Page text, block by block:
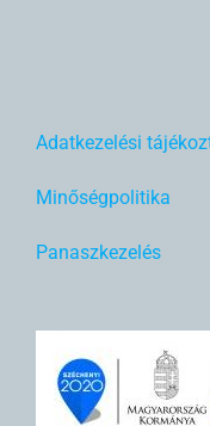
Adatkezelési
Minőségpolitika
Panaszkezelés